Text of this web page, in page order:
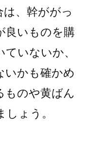
、幹ががっ
良いものを購
いないか、
いかも確かめ
ものや黄ばん
ょう。